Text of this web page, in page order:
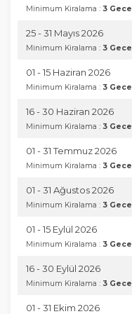
Minimum Kiralama : 3 Gece
25 - 31 Mayıs 2026
Minimum Kiralama : 3 Gece
01 - 15 Haziran 2026
Minimum Kiralama : 3 Gece
16 - 30 Haziran 2026
Minimum Kiralama : 3 Gece
01 - 31 Temmuz 2026
Minimum Kiralama : 3 Gece
01 - 31 Ağustos 2026
Minimum Kiralama : 3 Gece
01 - 15 Eylül 2026
Minimum Kiralama : 3 Gece
16 - 30 Eylül 2026
Minimum Kiralama : 3 Gece
01 - 31 Ekim 2026